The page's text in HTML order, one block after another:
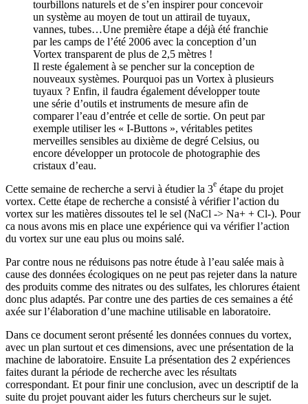
tourbillons naturels et de s’en inspirer pour concevoir
un système au moyen de tout un attirail de tuyaux,
vannes, tubes…Une première étape a déjà été franchie
par les camps de l’été 2006 avec la conception d’un
Vortex transparent de plus de 2,5 mètres !
Il reste également à se pencher sur la conception de
nouveaux systèmes. Pourquoi pas un Vortex à plusieurs
tuyaux ? Enfin, il faudra également développer toute
une série d’outils et instruments de mesure afin de
comparer l’eau d’entrée et celle de sortie. On peut par
exemple utiliser les « I-Buttons », véritables petites
merveilles sensibles au dixième de degré Celsius, ou
encore développer un protocole de photographie des
cristaux d’eau.
Cette semaine de recherche a servi à étudier la 3e étape du projet
vortex. Cette étape de recherche a consisté à vérifier l’action du
vortex sur les matières dissoutes tel le sel (NaCl -> Na+ + Cl-). Pour
ca nous avons mis en place une expérience qui va vérifier l’action
du vortex sur une eau plus ou moins salé.
Par contre nous ne réduisons pas notre étude à l’eau salée mais à
cause des données écologiques on ne peut pas rejeter dans la nature
des produits comme des nitrates ou des sulfates, les chlorures étaient
donc plus adaptés. Par contre une des parties de ces semaines a été
axée sur l’élaboration d’une machine utilisable en laboratoire.
Dans ce document seront présenté les données connues du vortex,
avec un plan surtout et ces dimensions, avec une présentation de la
machine de laboratoire. Ensuite La présentation des 2 expériences
faites durant la période de recherche avec les résultats
correspondant. Et pour finir une conclusion, avec un descriptif de la
suite du projet pouvant aider les futurs chercheurs sur le sujet.